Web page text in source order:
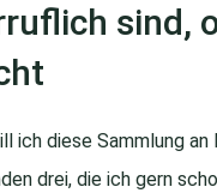
sind,
ich diese Sammlung
drei, die ich gern